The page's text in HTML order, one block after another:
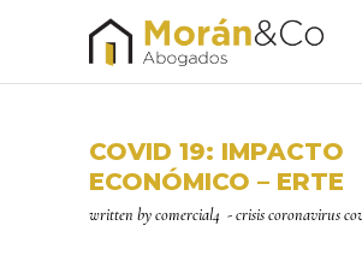
COVID 19: IMPACTO
ECONÓMICO – ERTE
written bycomercial4 crisis coronavirus